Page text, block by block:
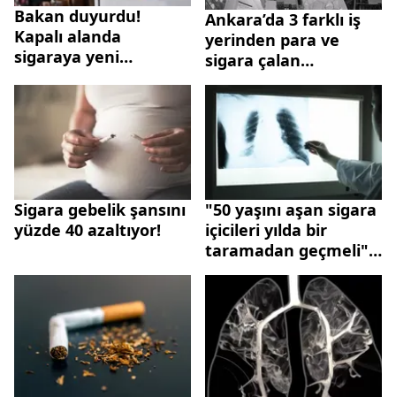
Bakan duyurdu!
Kapalı alanda
sigaraya yeni
Ankara’da 3 farklı iş
yerinden para ve
sigara çalan
şüpheliler yakalandı
Sigara gebelik şansını
yüzde 40 azaltıyor!
"50 yaşını aşan sigara
içicileri yılda bir
taramadan geçmeli"
uyarısı